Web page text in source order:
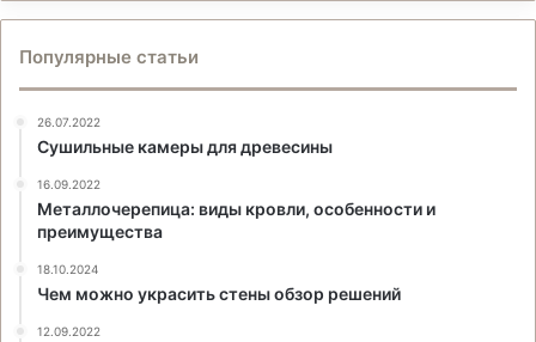
Популярные статьи
26.07.2022
Сушильные камеры для древесины
16.09.2022
Металлочерепица: виды кровли, особенности и
преимущества
18.10.2024
Чем можно украсить стены обзор решений
12.09.2022